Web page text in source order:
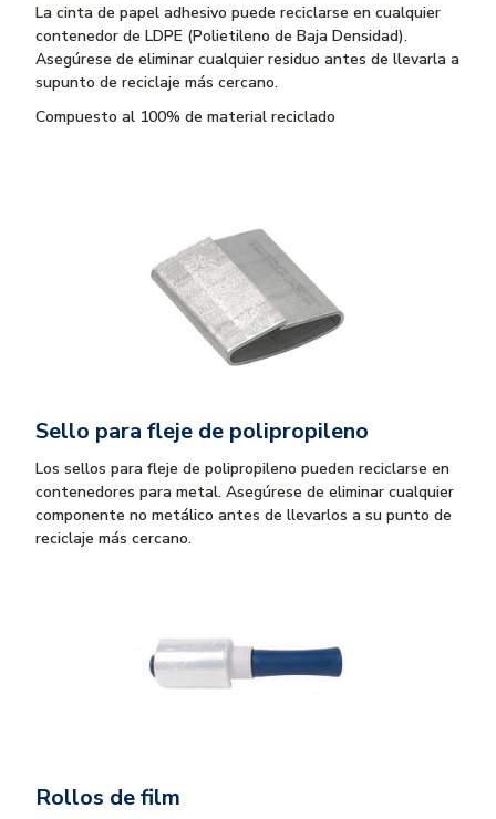
La cinta de papel adhesivo puede reciclarse en cualquier
contenedor de LDPE (Polietileno de Baja Densidad).
Asegúrese de eliminar cualquier residuo antes de llevarla a
supunto de reciclaje más cercano.
Compuesto al 100% de material reciclado
Sello para fleje de polipropileno
Los sellos para fleje de polipropileno pueden reciclarse en
contenedores para metal. Asegúrese de eliminar cualquier
componente no metálico antes de llevarlos a su punto de
reciclaje más cercano.
Rollos de film